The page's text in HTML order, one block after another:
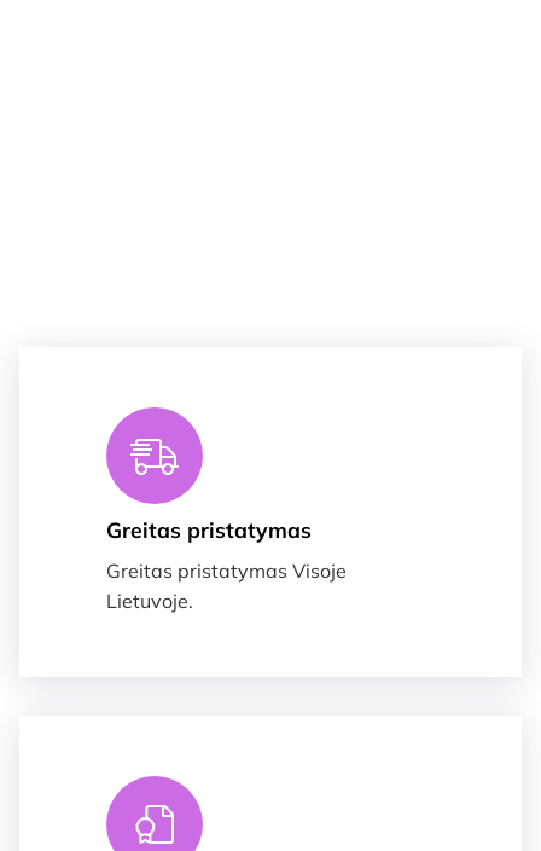
Greitas pristatymas
Greitas pristatymas Visoje
Lietuvoje.